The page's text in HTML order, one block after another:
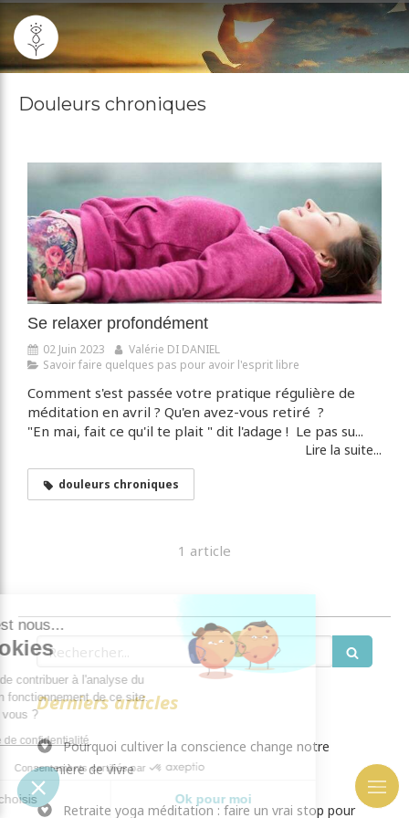
Douleurs chroniques
Se relaxer profondément
02 Juin 2023
Valérie DI DANIEL
Savoir faire quelques pas pour avoir l'esprit libre
Comment s'est passée votre pratique régulière de
méditation en avril ? Qu'en avez-vous retiré ?
"En mai, fait ce qu'il te plait " dit l'adage ! Le pas su...
Lire la suite...
douleurs chroniques
1 article
Rechercher
Derniers articles
Pourquoi cultiver la conscience change notre
manière de vivre
Retraite yoga méditation : faire un vrai stop pour
c'est nous...
Cookies
rôle est de contribuer à l'analyse du
et au bon fonctionnement de ce site.
OK pour vous ?
la politique de confidentialité
Consentements certifiés par
Je choisis Ok pour moi